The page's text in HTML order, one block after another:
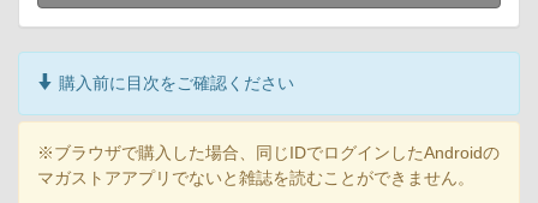
購入前に目次をご確認ください
※ブラウザで購入した場合、同じIDでログインしたAndroidの
マガストアアプリでないと雑誌を読むことができません。